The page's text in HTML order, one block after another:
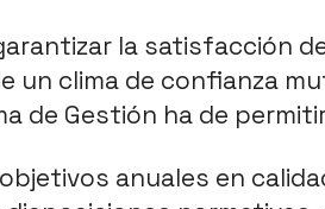
la satisfacción
clima de confianza
de Gestión ha de
anuales en